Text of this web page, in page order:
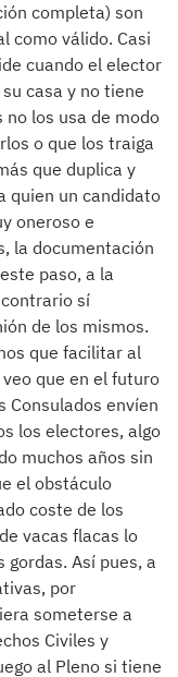
completa) son
como válido. Casi
cuando el elector
casa y no tiene
no los usa de modo
o que los traiga
que duplica y
quien un candidato
oneroso e
la documentación
paso, a la
sí
de los mismos.
que facilitar al
que en el futuro
Consulados envíen
los electores, algo
muchos años sin
el obstáculo
coste de los
vacas flacas lo
gordas. Así pues, a
por
someterse a
Civiles y
al Pleno si tiene